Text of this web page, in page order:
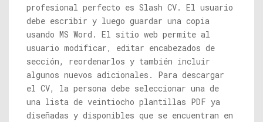
profesional perfecto es Slash CV. El usuario
debe escribir y luego guardar una copia
usando MS Word. El sitio web permite al
usuario modificar, editar encabezados de
sección, reordenarlos y también incluir
algunos nuevos adicionales. Para descargar
el CV, la persona debe seleccionar una de
una lista de veintiocho plantillas PDF ya
diseñadas y disponibles que se encuentran en